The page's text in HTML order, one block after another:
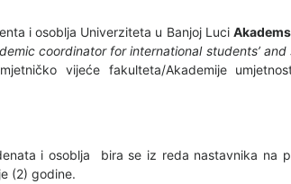
i osoblja Univerziteta u Banjoj Luci
coordinator for international students’
vijeće fakulteta/Akademije
i osoblja bira se iz reda nastavnika na
(2) godine.